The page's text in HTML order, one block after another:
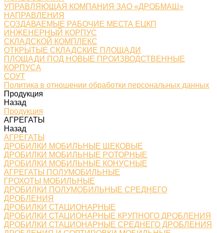
УПРАВЛЯЮЩАЯ КОМПАНИЯ ЗАО «ДРОБМАШ»
НАПРАВЛЕНИЯ
СОЗДАВАЕМЫЕ РАБОЧИЕ МЕСТА ЕЦКП
ИНЖЕНЕРНЫЙ КОРПУС
СКЛАДСКОЙ КОМПЛЕКС
ОТКРЫТЫЕ СКЛАДСКИЕ ПЛОЩАДИ
ПЛОЩАДИ ПОД НОВЫЕ ПРОИЗВОДСТВЕННЫЕ
КОРПУСА
СОУТ
Политика в отношении обработки персональных данных
Продукция
Назад
Продукция
АГРЕГАТЫ
Назад
АГРЕГАТЫ
ДРОБИЛКИ МОБИЛЬНЫЕ ЩЕКОВЫЕ
ДРОБИЛКИ МОБИЛЬНЫЕ РОТОРНЫЕ
ДРОБИЛКИ МОБИЛЬНЫЕ КОНУСНЫЕ
АГРЕГАТЫ ПОЛУМОБИЛЬНЫЕ
ГРОХОТЫ МОБИЛЬНЫЕ
ДРОБИЛКИ ПОЛУМОБИЛЬНЫЕ СРЕДНЕГО
ДРОБЛЕНИЯ
ДРОБИЛКИ СТАЦИОНАРНЫЕ
ДРОБИЛКИ СТАЦИОНАРНЫЕ КРУПНОГО ДРОБЛЕНИЯ
ДРОБИЛКИ СТАЦИОНАРНЫЕ СРЕДНЕГО ДРОБЛЕНИЯ